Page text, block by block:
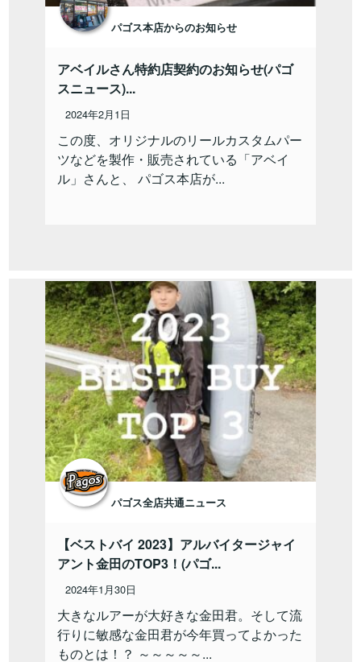
パゴス本店からのお知らせ
アベイルさん特約店契約のお知らせ(パゴ
スニュース)...
2024年2月1日
この度、オリジナルのリールカスタムパー
ツなどを製作・販売されている「アベイ
ル」さんと、 パゴス本店が...
パゴス全店共通ニュース
【ベストバイ 2023】アルバイタージャイ
アント金田のTOP3！(パゴ...
2024年1月30日
大きなルアーが大好きな金田君。そして流
行りに敏感な金田君が今年買ってよかった
ものとは！？ ～～～～～...